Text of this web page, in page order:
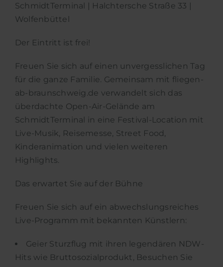
SchmidtTerminal | Halchtersche Straße 33 |
Wolfenbüttel
Der Eintritt ist frei!
Freuen Sie sich auf einen unvergesslichen Tag
für die ganze Familie. Gemeinsam mit fliegen-
ab-braunschweig.de verwandelt sich das
überdachte Open-Air-Gelände am
SchmidtTerminal in eine Festival-Location mit
Live-Musik, Reisemesse, Street Food,
Kinderanimation und vielen weiteren
Highlights.
Das erwartet Sie auf der Bühne
Freuen Sie sich auf ein abwechslungsreiches
Live-Programm mit bekannten Künstlern:
Geier Sturzflug mit ihren legendären NDW-
Hits wie Bruttosozialprodukt, Besuchen Sie